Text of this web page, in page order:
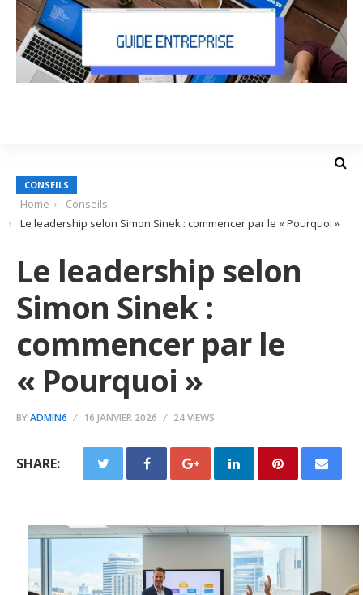
CONSEILS
Home
Conseils
Le leadership selon Simon Sinek : commencer par le « Pourquoi »
Le leadership selon
Simon Sinek :
commencer par le
« Pourquoi »
BYADMIN6 16 JANVIER 2026 24 VIEWS
SHARE: